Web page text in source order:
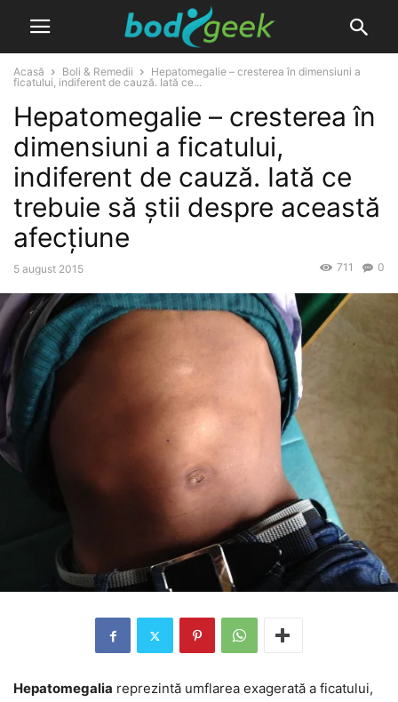
Acasă Boli & Remedii
Hepatomegalie – cresterea în dimensiuni a
ficatului, indiferent de cauză. Iată ce...
Hepatomegalie – cresterea în
dimensiuni a ficatului,
indiferent de cauză. Iată ce
trebuie să știi despre această
afecțiune
5 august 2015 0
711
Hepatomegalia reprezintă umflarea exagerată a ficatului,